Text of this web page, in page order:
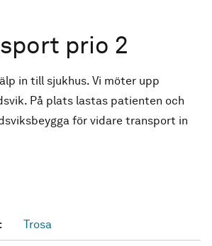
prio 2
in till sjukhus. Vi möter upp
På plats lastas patienten och
för vidare transport in
Trosa